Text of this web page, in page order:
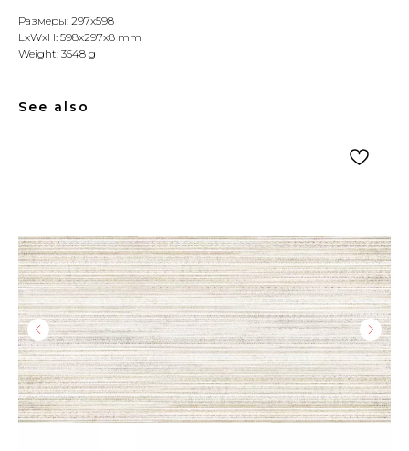
Размеры: 297x598
LxWxH: 598x297x8 mm
Weight: 3548 g
See also